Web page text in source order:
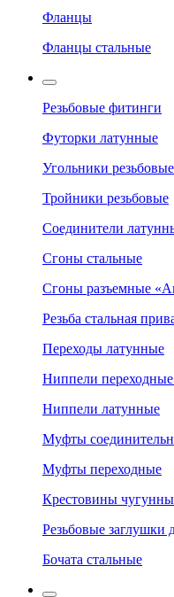
Фланцы
Фланцы стальные
Резьбовые фитинги
Футорки латунные
Угольники резьбовые
Тройники резьбовые
Соединители
Сгоны стальные
Сгоны разъемные
Резьба стальная
Переходы латунные
Ниппели
Ниппели латунные
Муфты
Муфты переходные
Крестовины
Резьбовые заглушки
Бочата стальные